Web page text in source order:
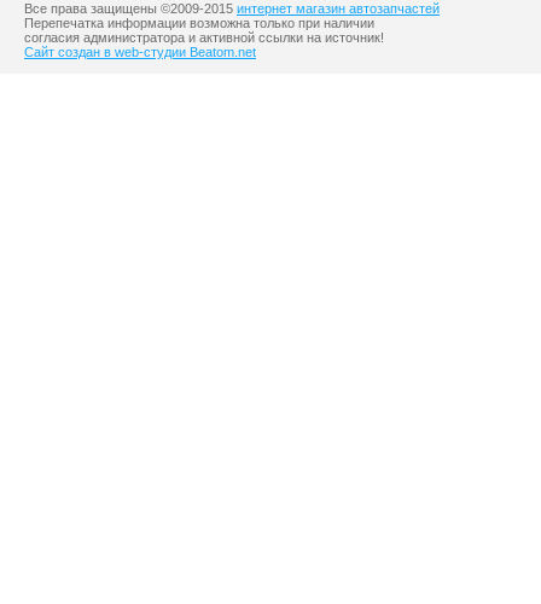
Все права защищены ©2009-2015 интернет магазин автозапчастей
Перепечатка информации возможна только при наличии
согласия администратора и активной ссылки на источник!
Сайт создан в web-студии Beatom.net